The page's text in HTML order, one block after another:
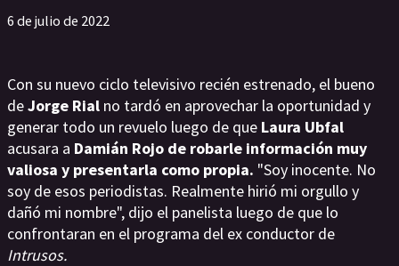
6 de julio de 2022
Con su nuevo ciclo televisivo recién estrenado, el bueno
deJorge Rial no tardó en aprovechar la oportunidad y
generar todo un revuelo luego de que Laura Ubfal
acusara a Damián Rojo de robarle información muy
valiosa y presentarla como propia. "Soy inocente. No
soy de esos periodistas. Realmente hirió mi orgullo y
dañó mi nombre", dijo el panelista luego de que lo
confrontaran en el programa del ex conductor de
Intrusos.